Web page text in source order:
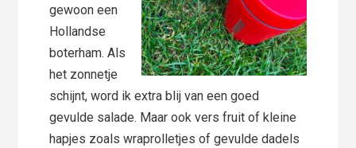
gewoon een
Hollandse
boterham. Als
het zonnetje
schijnt, word ik extra blij van een goed
gevulde salade. Maar ook vers fruit of kleine
hapjes zoals wraprolletjes of gevulde dadels